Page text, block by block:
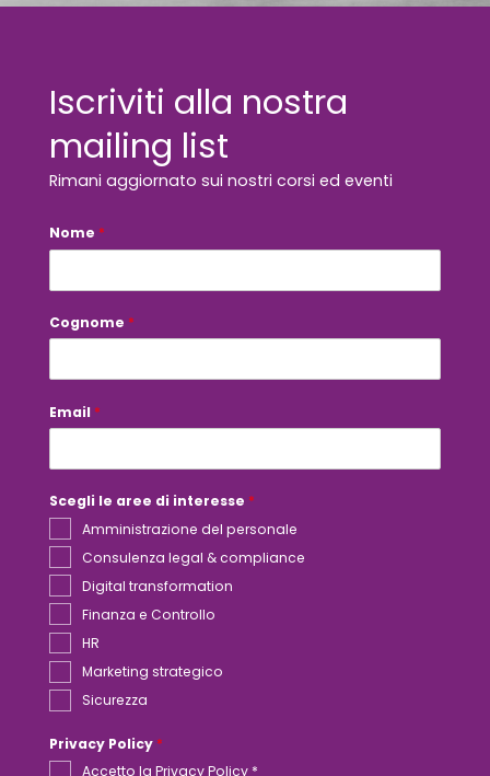
Iscriviti alla nostra
mailing list
Rimani aggiornato sui nostri corsi ed eventi
i
n
e
s
i
t
e
s
n
e
r
s
e
Nome *
Cognome *
Email *
Scegli le aree di interesse *
Amministrazione del personale
Consulenza legal & compliance
Digital transformation
Finanza e Controllo
HR
Marketing strategico
Sicurezza
Privacy Policy *
Accetto laPrivacy Policy *